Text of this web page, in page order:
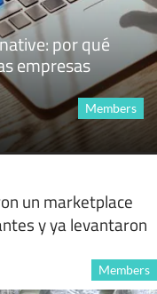
por qué
empresas
Members
un marketplace
y ya levantaron
Members